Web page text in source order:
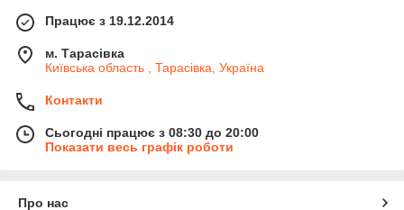
Працює з 19.12.2014
м. Тарасівка
Київська область , Тарасівка, Україна
Контакти
Сьогодні працює з 08:30 до 20:00
Показати весь графік роботи
Про нас